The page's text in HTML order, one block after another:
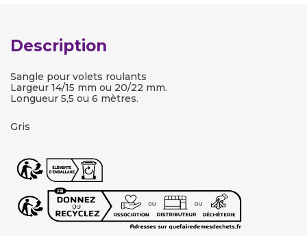
Description
Sangle pour volets roulants
Largeur 14/15 mm ou 20/22 mm.
Longueur 5,5 ou 6 mètres.
Gris